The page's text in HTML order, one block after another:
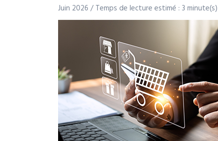
Juin 2026 / Temps de lecture estimé : 3 minute(s)